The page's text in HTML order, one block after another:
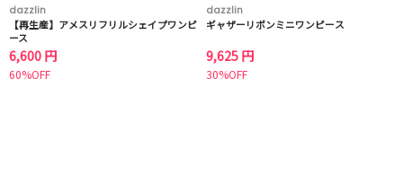
dazzlin
【再生産】アメスリフリルシェイプワンピ
ース
6,600 円
60%OFF
dazzlin
ギャザーリボンミニワンピース
9,625 円
30%OFF